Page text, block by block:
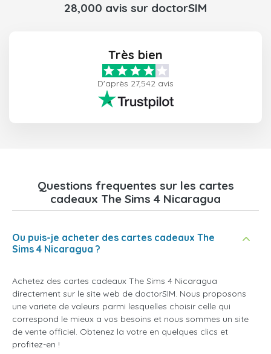
28,000 avis sur doctorSIM
Très bien
D'après 27,542 avis
Questions frequentes sur les cartes
cadeaux The Sims 4 Nicaragua
Ou puis-je acheter des cartes cadeaux The
Sims 4 Nicaragua ?
Achetez des cartes cadeaux The Sims 4 Nicaragua
directement sur le site web de doctorSIM. Nous proposons
une variete de valeurs parmi lesquelles choisir celle qui
correspond le mieux a vos besoins et nous sommes un site
de vente officiel. Obtenez la votre en quelques clics et
profitez-en !